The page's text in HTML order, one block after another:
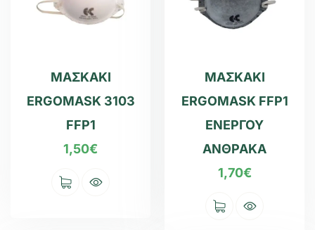
ΜΑΣΚΑΚΙ
ERGOMASK 3103
FFP1
1,50€
ΜΑΣΚΑΚΙ
ERGOMASK FFP1
ΕΝΕΡΓΟΥ
ΑΝΘΡΑΚΑ
1,70€